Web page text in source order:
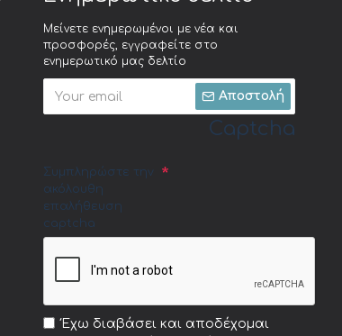
Μείνετε ενημερωμένοι με νέα και
προσφορές, εγγραφείτε στο
ενημερωτικό μας δελτίο
Αποστολή
Captcha
Συμπληρώστε την
ακόλουθη
επαλήθευση
captcha
Έχω διαβάσει και αποδέχομαι